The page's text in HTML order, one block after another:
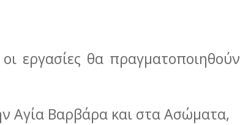
εργασίες θα πραγματοποιηθούν
Αγία Βαρβάρα και στα Ασώματα,